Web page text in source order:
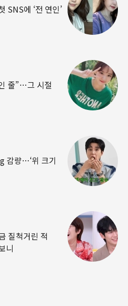
SNS에 ‘전 연인’
줄”…그 시절
감량…‘위 크기
질척거린 적
니